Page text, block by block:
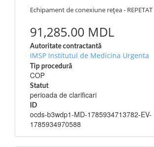
Echipament de conexiune rețea - REPETAT
91,285.00 MDL
Autoritate contractantă
IMSP Institutul de Medicina Urgenta
Tip procedură
COP
Statut
perioada de clarificari
ID
ocds-b3wdp1-MD-1785934713782-EV-
1785934970588